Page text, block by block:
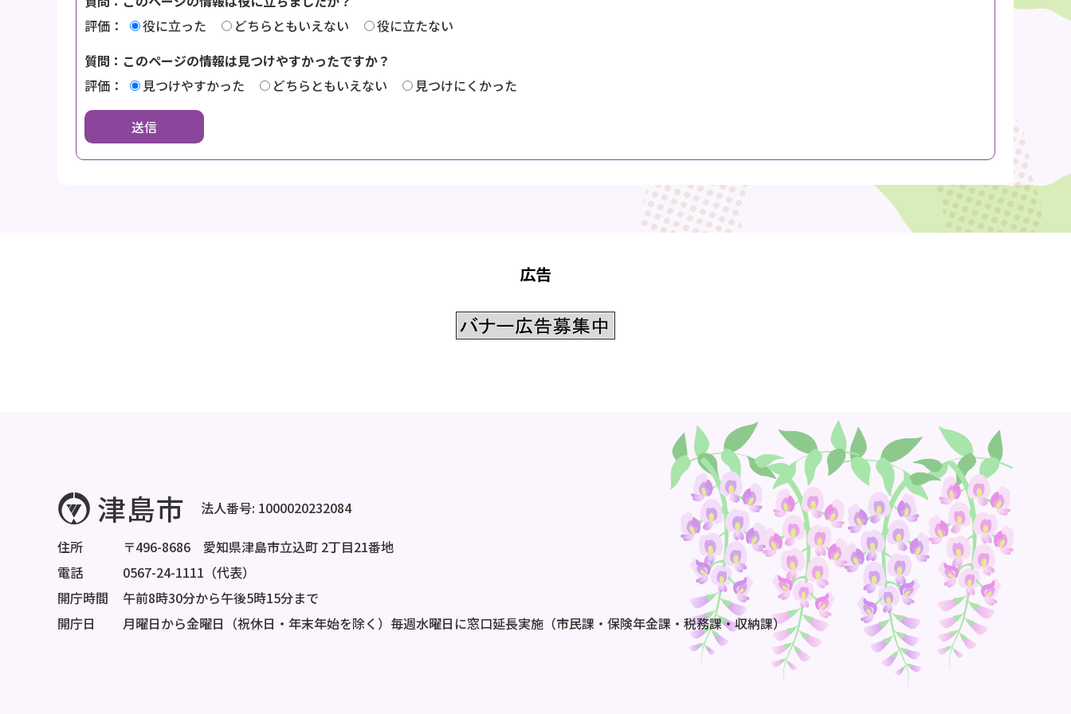
評価：
役に立った どちらともいえない
役に立たない
質問：このページの情報は見つけやすかったですか？
評価：
見つけやすかった どちらともいえない 見つけにくかった
広告
法人番号: 1000020232084
住所
〒496-8686 愛知県津島市立込町 2丁目21番地
電話
0567-24-1111（代表）
開庁時間
午前8時30分から午後5時15分まで
開庁日
月曜日から金曜日（祝休日・年末年始を除く）毎週水曜日に窓口延長実施（市民課・保険年金課・税務課・収納課）